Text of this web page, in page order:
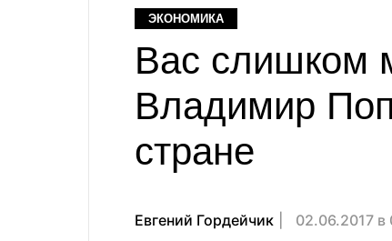
ЭКОНОМИКА
Вас слишком
Владимир
стране
Евгений Гордейчик 02.06.2017 в